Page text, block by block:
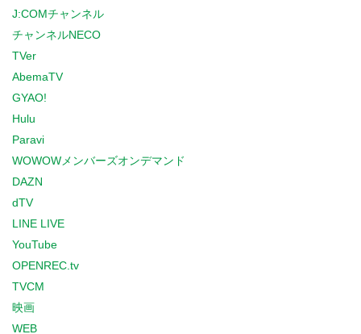
J:COMチャンネル
チャンネルNECO
TVer
AbemaTV
GYAO!
Hulu
Paravi
WOWOWメンバーズオンデマンド
DAZN
dTV
LINE LIVE
YouTube
OPENREC.tv
TVCM
映画
WEB